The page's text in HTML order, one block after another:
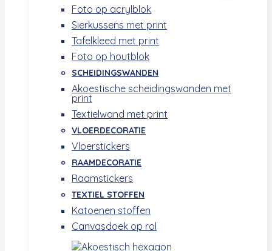
Foto op acrylblok
Sierkussens met print
Tafelkleed met print
Foto op houtblok
SCHEIDINGSWANDEN
Akoestische scheidingswanden met
print
Textielwand met print
VLOERDECORATIE
Vloerstickers
RAAMDECORATIE
Raamstickers
TEXTIEL STOFFEN
Katoenen stoffen
Canvasdoek op rol